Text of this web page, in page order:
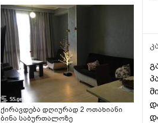
ქირავდება დღიურად 2 ოთახიანი
ბინა საბურთალოზე